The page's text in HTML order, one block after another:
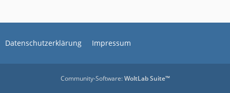
Datenschutzerklärung Impressum
Community-Software:WoltLab Suite™